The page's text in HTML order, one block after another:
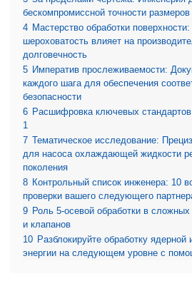
бескомпромиссной точности размеров
4 Мастерство обработки
шероховатость влияет на
долговечность
5 Императив прослеживаемости:
каждого шага для обеспечения
безопасности
6 Расшифровка ключевых
1
7
Тематическое исследование:
для насоса охлаждающей жидкости
поколения
8 Контрольный список инженера: 10
проверки вашего следующего
9 Роль 5-осевой обработки в
и клапанов
10 Разблокируйте обработку ядерной
энергии на следующем уровне с